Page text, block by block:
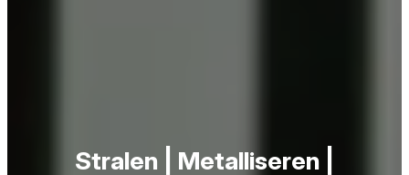
Stralen | Metalliseren |